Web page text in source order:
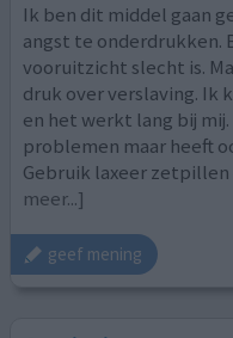
Ik ben dit middel gaan
angst te onderdrukken.
vooruitzicht slecht is.
druk over verslaving. Ik
en het werkt lang bij
problemen maar heeft
Gebruik laxeer zetpillen
meer...]
geef mening